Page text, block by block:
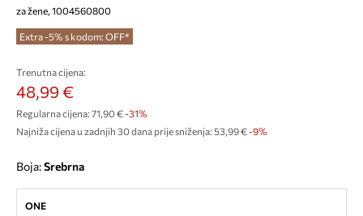
za žene, 1004560800
Extra -5% s kodom: OFF*
Trenutna cijena:
48,99 €
Regularna cijena: 71,90 €-31%
Najniža cijena u zadnjih 30 dana prije sniženja: 53,99 € -9%
Boja: srebrna
ONE